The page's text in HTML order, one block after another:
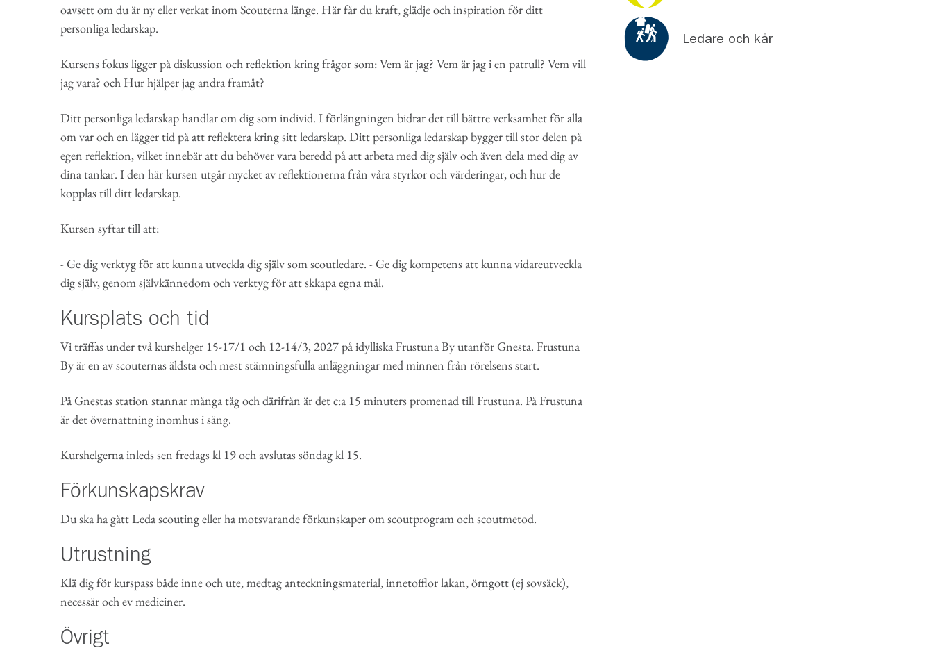
oavsett om du är ny eller verkat inom Scouterna länge. Här får du kraft, glädje och inspiration för ditt
personliga ledarskap.
Kursens fokus ligger på diskussion och reflektion kring frågor som: Vem är jag? Vem är jag i en patrull? Vem vill
jag vara? och Hur hjälper jag andra framåt?
Ditt personliga ledarskap handlar om dig som individ. I förlängningen bidrar det till bättre verksamhet för alla
om var och en lägger tid på att reflektera kring sitt ledarskap. Ditt personliga ledarskap bygger till stor delen på
egen reflektion, vilket innebär att du behöver vara beredd på att arbeta med dig själv och även dela med dig av
dina tankar. I den här kursen utgår mycket av reflektionerna från våra styrkor och värderingar, och hur de
kopplas till ditt ledarskap.
Kursen syftar till att:
- Ge dig verktyg för att kunna utveckla dig själv som scoutledare. - Ge dig kompetens att kunna vidareutveckla
dig själv, genom självkännedom och verktyg för att skkapa egna mål.
Kursplats och tid
Vi träffas under två kurshelger 15-17/1 och 12-14/3, 2027 på idylliska Frustuna By utanför Gnesta. Frustuna
By är en av scouternas äldsta och mest stämningsfulla anläggningar med minnen från rörelsens start.
På Gnestas station stannar många tåg och därifrån är det c:a 15 minuters promenad till Frustuna. På Frustuna
är det övernattning inomhus i säng.
Kurshelgerna inleds sen fredags kl 19 och avslutas söndag kl 15.
Förkunskapskrav
Du ska ha gått Leda scouting eller ha motsvarande förkunskaper om scoutprogram och scoutmetod.
Utrustning
Klä dig för kurspass både inne och ute, medtag anteckningsmaterial, innetofflor lakan, örngott (ej sovsäck),
necessär och ev mediciner.
Övrigt
Ledare och kår